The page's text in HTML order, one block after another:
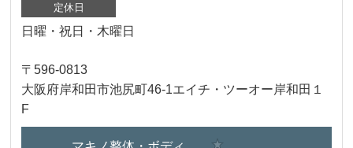
定休日
日曜・祝日・木曜日
〒596-0813
大阪府岸和田市池尻町46-1エイチ・ツーオー岸和田１
F